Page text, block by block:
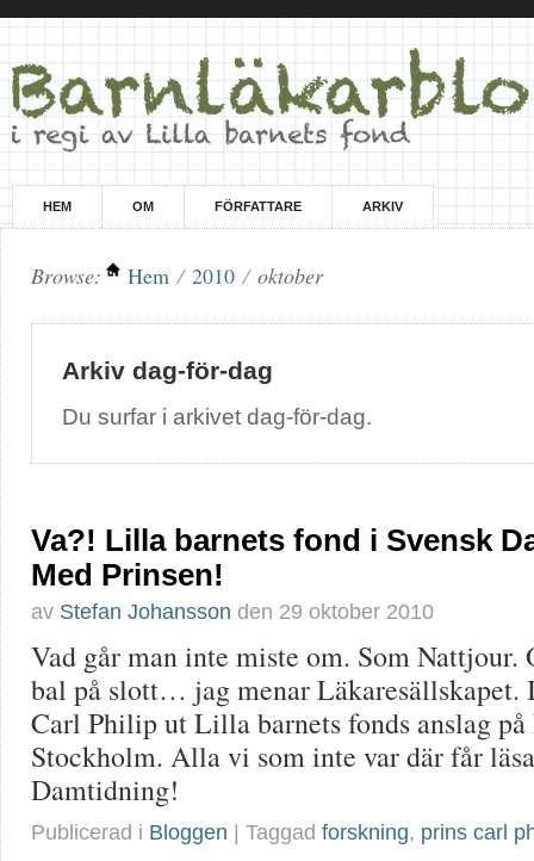
HEM OM FÖRFATTARE ARKIV
Browse: Hem / 2010 / oktober
Arkiv dag-för-dag
Du surfar i arkivet dag-för-dag.
Va?! Lilla barnets fond i Svensk
Med Prinsen!
av Stefan Johansson den 29 oktober 2010
Vad går man inte miste om. Som Nattjour.
bal på slott… jag menar Läkaresällskapet.
Carl Philip ut Lilla barnets fonds anslag
Stockholm. Alla vi som inte var där får
Damtidning!
Publicerad i Bloggen | Taggad forskning, prins carl